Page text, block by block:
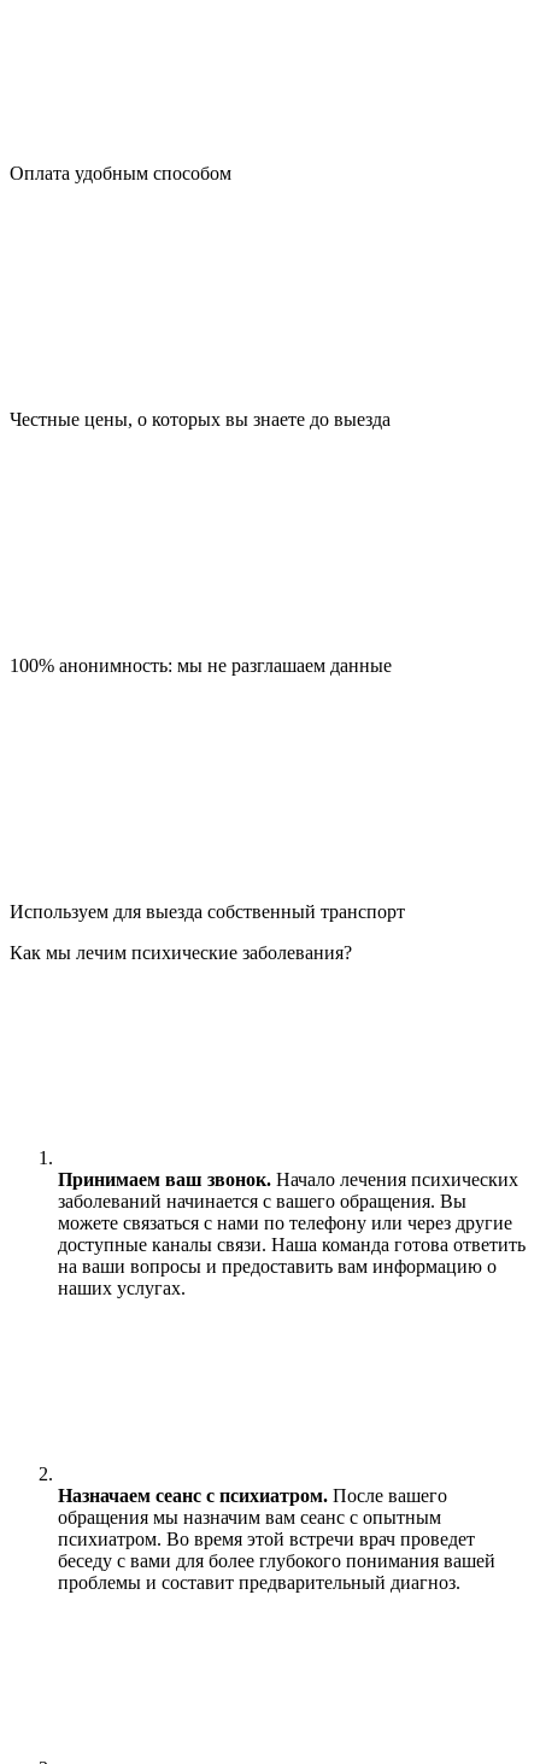
Оплата удобным способом
Честные цены, о которых вы знаете до выезда
100% анонимность: мы не разглашаем данные
Используем для выезда собственный транспорт
Как мы лечим психические заболевания?
Принимаем ваш звонок. Начало лечения психических
заболеваний начинается с вашего обращения. Вы
можете связаться с нами по телефону или через другие
доступные каналы связи. Наша команда готова ответить
на ваши вопросы и предоставить вам информацию о
наших услугах.
Назначаем сеанс с психиатром. После вашего
обращения мы назначим вам сеанс с опытным
психиатром. Во время этой встречи врач проведет
беседу с вами для более глубокого понимания вашей
проблемы и составит предварительный диагноз.